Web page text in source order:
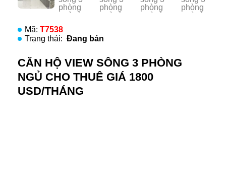
Mã:T7538
Trạng thái:Đang bán
CĂN HỘ VIEW SÔNG 3 PHÒNG
NGỦ CHO THUÊ GIÁ 1800
USD/THÁNG